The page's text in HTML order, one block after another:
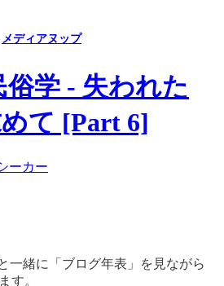
メディアヌップ
俗学 - 失われた
て [Part 6]
ーカー
一緒に「ブログ年表」を見ながら
す。